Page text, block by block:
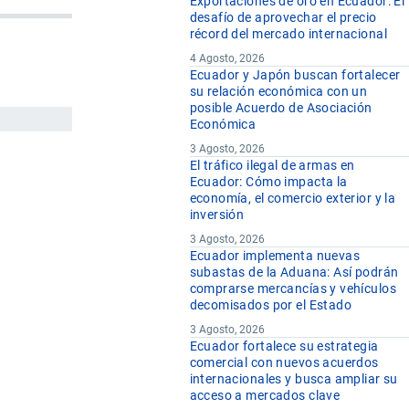
desafío de aprovechar el precio
récord del mercado internacional
4 Agosto, 2026
Ecuador y Japón buscan fortalecer
su relación económica con un
posible Acuerdo de Asociación
Económica
3 Agosto, 2026
El tráfico ilegal de armas en
Ecuador: Cómo impacta la
economía, el comercio exterior y la
inversión
3 Agosto, 2026
Ecuador implementa nuevas
subastas de la Aduana: Así podrán
comprarse mercancías y vehículos
decomisados por el Estado
3 Agosto, 2026
Ecuador fortalece su estrategia
comercial con nuevos acuerdos
internacionales y busca ampliar su
acceso a mercados clave